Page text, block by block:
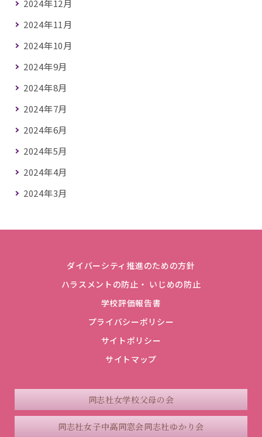
2024年12月
2024年11月
2024年10月
2024年9月
2024年8月
2024年7月
2024年6月
2024年5月
2024年4月
2024年3月
ダイバーシティ推進のための方針
ハラスメントの防止・ いじめの防止
学校評価報告書
プライバシーポリシー
サイトポリシー
サイトマップ
同志社女学校父母の会
同志社女子中高同窓会同志社ゆかり会